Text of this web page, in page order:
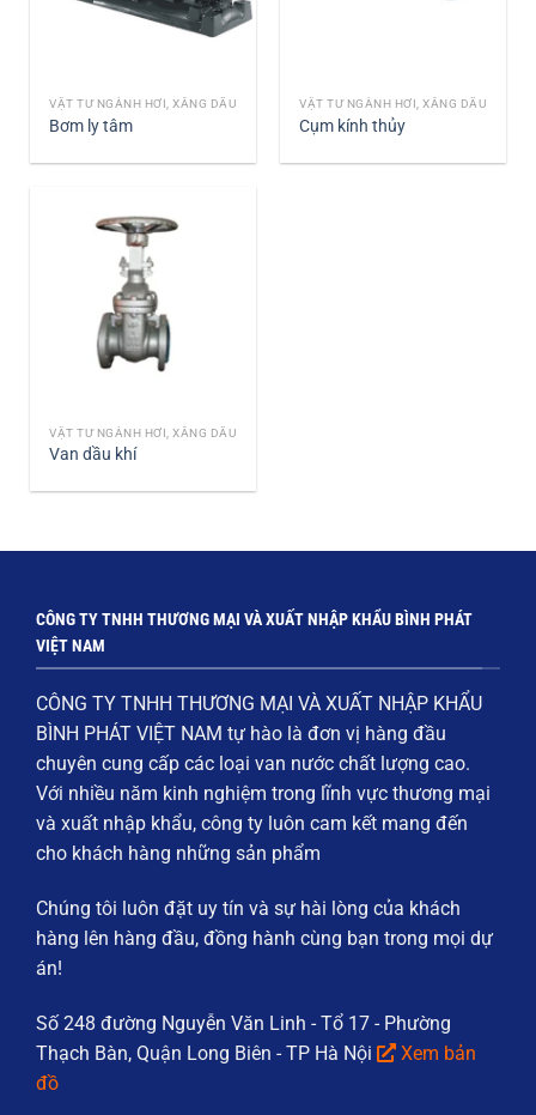
VẬT TƯ NGÀNH HƠI, XĂNG DẦU
Bơm ly tâm
VẬT TƯ NGÀNH HƠI, XĂNG DẦU
Cụm kính thủy
VẬT TƯ NGÀNH HƠI, XĂNG DẦU
Van dầu khí
CÔNG TY TNHH THƯƠNG MẠI VÀ XUẤT NHẬP KHẨU BÌNH PHÁT
VIỆT NAM
CÔNG TY TNHH THƯƠNG MẠI VÀ XUẤT NHẬP KHẨU
BÌNH PHÁT VIỆT NAM tự hào là đơn vị hàng đầu
chuyên cung cấp các loại van nước chất lượng cao.
Với nhiều năm kinh nghiệm trong lĩnh vực thương mại
và xuất nhập khẩu, công ty luôn cam kết mang đến
cho khách hàng những sản phẩm
Chúng tôi luôn đặt uy tín và sự hài lòng của khách
hàng lên hàng đầu, đồng hành cùng bạn trong mọi dự
án!
Số 248 đường Nguyễn Văn Linh - Tổ 17 - Phường
Thạch Bàn, Quận Long Biên - TP Hà Nội
Xem bản
đồ